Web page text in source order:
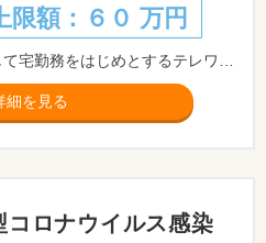
限額：６０ 万円
細を見る
ロナウイルス感染